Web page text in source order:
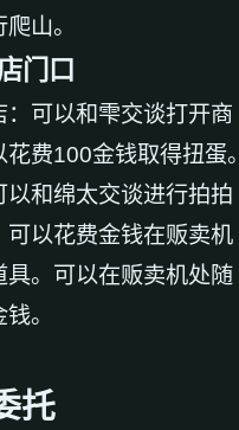
山。
门口
：可以和雫交谈打开商
花费100金钱取得扭蛋。
以和绵太交谈进行拍拍
可以花费金钱在贩卖机
具。可以在贩卖机处随
。
托